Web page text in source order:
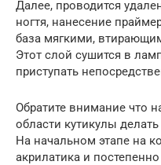
Далее, проводится
ногтя, нанесение
база мягкими,
Этот слой сушится в
приступать
Обратите внимание что
области кутикулы
На начальном этапе на
акрилатика и